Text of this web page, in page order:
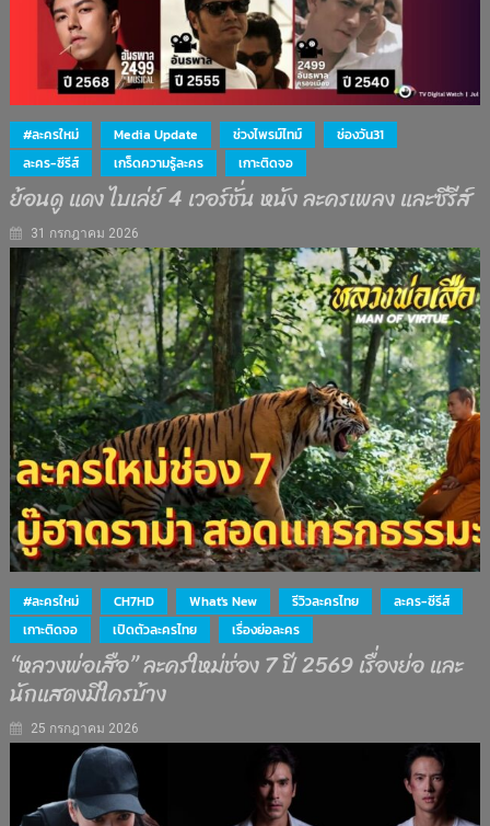
#ละครใหม่ Media Update ช่วงไพรม์ไทม์
ช่องวัน31
ละคร-ซีรีส์
เกร็ดความรู้ละคร เกาะติดจอ
ย้อนดู แดง ไบเล่ย์ 4 เวอร์ชั่น หนัง ละครเพลง และซีรีส์
31 กรกฎาคม 2026
#ละครใหม่ CH7HD What's New รีวิวละครไทย
ละคร-ซีรีส์
เกาะติดจอ
เปิดตัวละครไทย เรื่องย่อละคร
“หลวงพ่อเสือ” ละครใหม่ช่อง 7 ปี 2569 เรื่องย่อ และ
นักแสดงมีใครบ้าง
25 กรกฎาคม 2026